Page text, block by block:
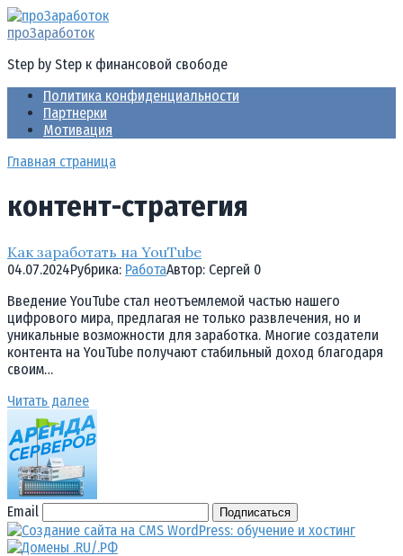
Перейти
к
проЗаработок
Step by Step к финансовой свободе
Политика конфиденциальности
Партнерки
Мотивация
Главная страница
контент-стратегия
Как заработать на YouTube
04.07.2024Рубрика: РаботаАвтор: Cергей 0
Введение YouTube стал неотъемлемой частью нашего
цифрового мира, предлагая не только развлечения, но и
уникальные возможности для заработка. Многие создатели
контента на YouTube получают стабильный доход благодаря
своим…
Читать далее
Email Подписаться